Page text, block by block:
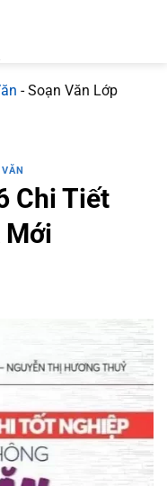
-Soạn Văn Lớp
Chi Tiết
Mới